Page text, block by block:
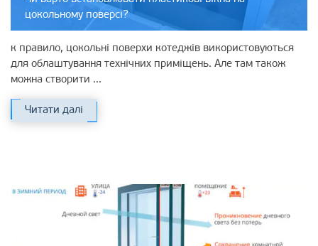
цокольному поверсі?
к правило, цокольні поверхи котеджів використовуються
для облаштування технічних приміщень. Але там також
можна створити ...
Читати далі